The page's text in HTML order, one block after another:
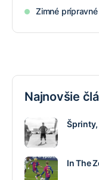
Zimné
Najnovšie
In The